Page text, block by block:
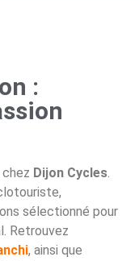
:
chez Dijon Cycles.
sélectionné pour
Retrouvez
, ainsi que